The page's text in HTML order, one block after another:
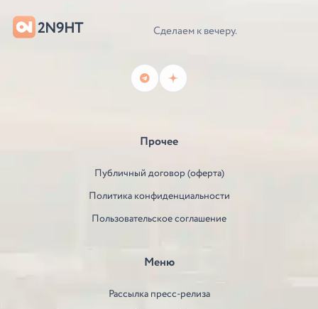
2N9HT Сделаем к вечеру.
Прочее
Публичный договор (оферта)
Политика конфиденциальности
Пользовательское соглашение
Меню
Рассылка пресс-релиза